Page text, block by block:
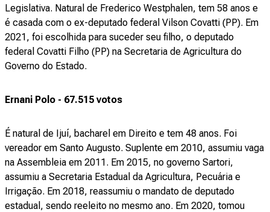
Legislativa. Natural de Frederico Westphalen, tem 58 anos e
é casada com o ex-deputado federal Vilson Covatti (PP). Em
2021, foi escolhida para suceder seu filho, o deputado
federal Covatti Filho (PP) na Secretaria de Agricultura do
Governo do Estado.
Ernani Polo - 67.515 votos
É natural de Ijuí, bacharel em Direito e tem 48 anos. Foi
vereador em Santo Augusto. Suplente em 2010, assumiu vaga
na Assembleia em 2011. Em 2015, no governo Sartori,
assumiu a Secretaria Estadual da Agricultura, Pecuária e
Irrigação. Em 2018, reassumiu o mandato de deputado
estadual, sendo reeleito no mesmo ano. Em 2020, tomou